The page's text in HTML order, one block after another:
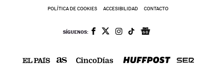
POLÍTICA DE COOKIES ACCESIBILIDAD CONTACTO
SÍGUENOS: